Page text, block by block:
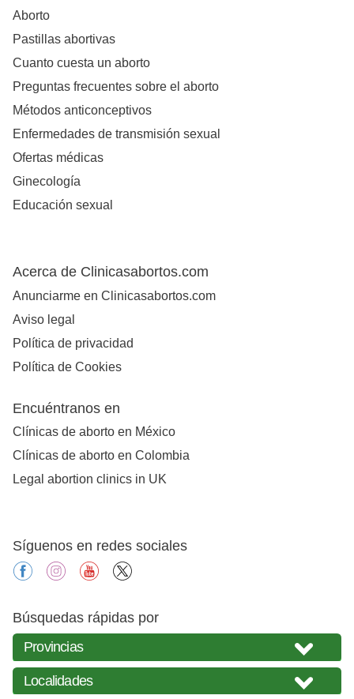
Aborto
Pastillas abortivas
Cuanto cuesta un aborto
Preguntas frecuentes sobre el aborto
Métodos anticonceptivos
Enfermedades de transmisión sexual
Ofertas médicas
Ginecología
Educación sexual
Acerca de Clinicasabortos.com
Anunciarme en Clinicasabortos.com
Aviso legal
Política de privacidad
Política de Cookies
Encuéntranos en
Clínicas de aborto en México
Clínicas de aborto en Colombia
Legal abortion clinics in UK
Síguenos en redes sociales
facebookinstagramyoutube
Búsquedas rápidas por